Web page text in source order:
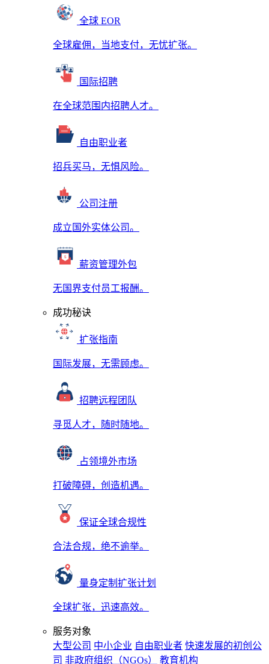
全球 EOR
全球雇佣，当地支付，无忧扩张。
国际招聘
在全球范围内招聘人才。
自由职业者
招兵买马，无惧风险。
公司注册
成立国外实体公司。
薪资管理外包
无国界支付员工报酬。
成功秘诀
扩张指南
国际发展，无需顾虑。
招聘远程团队
寻觅人才，随时随地。
占领境外市场
打破障碍，创造机遇。
保证全球合规性
合法合规，绝不逾举。
量身定制扩张计划
全球扩张，迅速高效。
服务对象
大型公司 中小企业 自由职业者 快速发展的初创公
司 非政府组织（NGOs）
教育机构